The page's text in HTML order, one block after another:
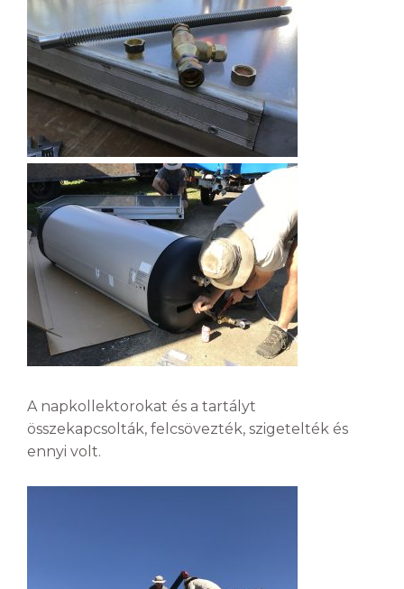
A napkollektorokat és a tartályt
összekapcsolták, felcsövezték, szigetelték és
ennyi volt.